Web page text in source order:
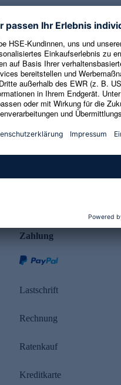
erhalten
und aktuelle Trends,
erhalten. Als Dankeschön
Eine Abmeldung ist
Zahlung
Lastschrift
Rechnung
Ratenkauf
Kreditkarte